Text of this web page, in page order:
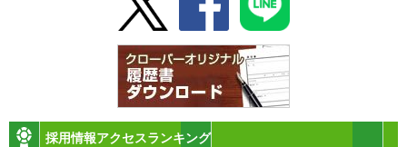
採用情報アクセスランキング